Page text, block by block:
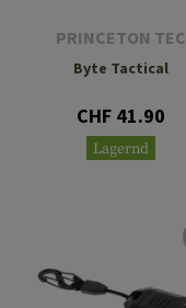
PRINCETON TEC
Byte Tactical
CHF 41.90
Lagernd